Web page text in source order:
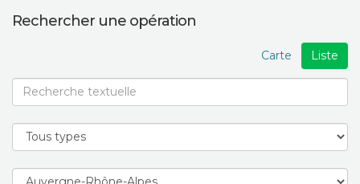
Rechercher une opération
Liste
Carte